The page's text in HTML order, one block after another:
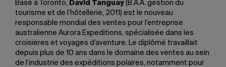
Basé à Toronto, David Tanguay (B.A.A. gestion du
tourisme et de l’hôtellerie, 2011) est le nouveau
responsable mondial des ventes pour l’entreprise
australienne Aurora Expeditions, spécialisée dans les
croisières et voyages d’aventure. Le diplômé travaillait
depuis plus de 10 ans dans le domaine des ventes au sein
de l’industrie des expéditions polaires, notamment pour